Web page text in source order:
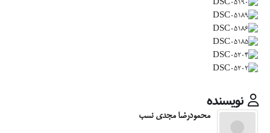
نویسنده
محمودرضا مجدی نسب